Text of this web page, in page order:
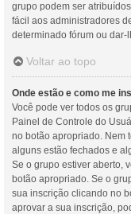
grupo podem ser
fácil aos administradores
determinado fórum ou dar-
Voltar ao topo
Onde estão e como me
Você pode ver todos os
Painel de Controle do
no botão apropriado. Nem
alguns estão fechados e
Se o grupo estiver aberto,
botão apropriado. Se o
sua inscrição clicando no
aprovar a sua inscrição,